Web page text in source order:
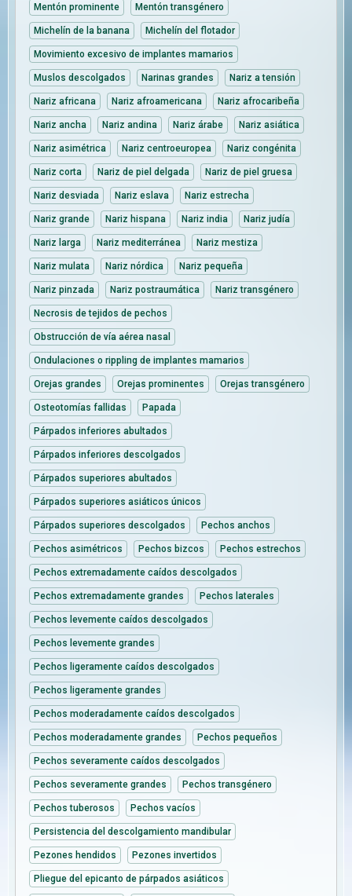
Mentón prominente Mentón transgénero
Michelín de la banana Michelín del flotador
Movimiento excesivo de implantes mamarios
Muslos descolgados Narinas grandes Nariz a tensión
Nariz africana Nariz afroamericana Nariz afrocaribeña
Nariz ancha Nariz andina Nariz árabe Nariz asiática
Nariz asimétrica Nariz centroeuropea Nariz congénita
Nariz corta Nariz de piel delgada Nariz de piel gruesa
Nariz desviada Nariz eslava Nariz estrecha
Nariz grande Nariz hispana Nariz india Nariz judía
Nariz larga Nariz mediterránea Nariz mestiza
Nariz mulata Nariz nórdica Nariz pequeña
Nariz pinzada Nariz postraumática Nariz transgénero
Necrosis de tejidos de pechos
Obstrucción de vía aérea nasal
Ondulaciones o rippling de implantes mamarios
Orejas grandes Orejas prominentes Orejas transgénero
Osteotomías fallidas Papada
Párpados inferiores abultados
Párpados inferiores descolgados
Párpados superiores abultados
Párpados superiores asiáticos únicos
Párpados superiores descolgados Pechos anchos
Pechos asimétricos Pechos bizcos Pechos estrechos
Pechos extremadamente caídos descolgados
Pechos extremadamente grandes Pechos laterales
Pechos levemente caídos descolgados
Pechos levemente grandes
Pechos ligeramente caídos descolgados
Pechos ligeramente grandes
Pechos moderadamente caídos descolgados
Pechos moderadamente grandes Pechos pequeños
Pechos severamente caídos descolgados
Pechos severamente grandes Pechos transgénero
Pechos tuberosos Pechos vacíos
Persistencia del descolgamiento mandibular
Pezones hendidos Pezones invertidos
Pliegue del epicanto de párpados asiáticos